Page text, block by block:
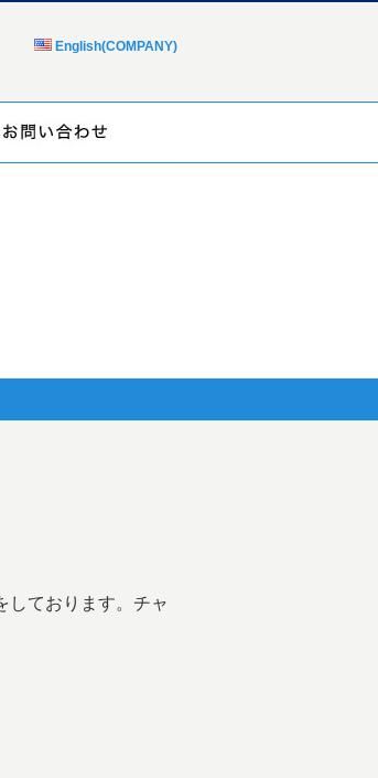
English(COMPANY)
しております。チャ